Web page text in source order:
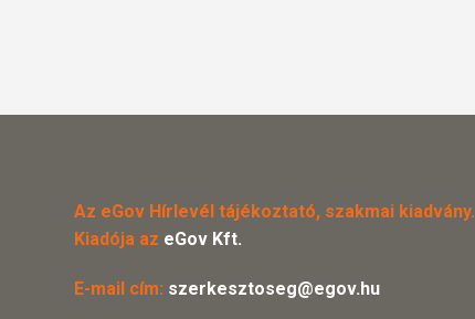
Az eGov Hírlevél tájékoztató, szakmai kiadvány.
Kiadója az eGov Kft.
E-mail cím: szerkesztoseg@egov.hu